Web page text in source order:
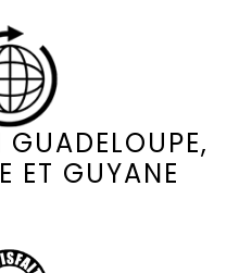
ET GUYANE